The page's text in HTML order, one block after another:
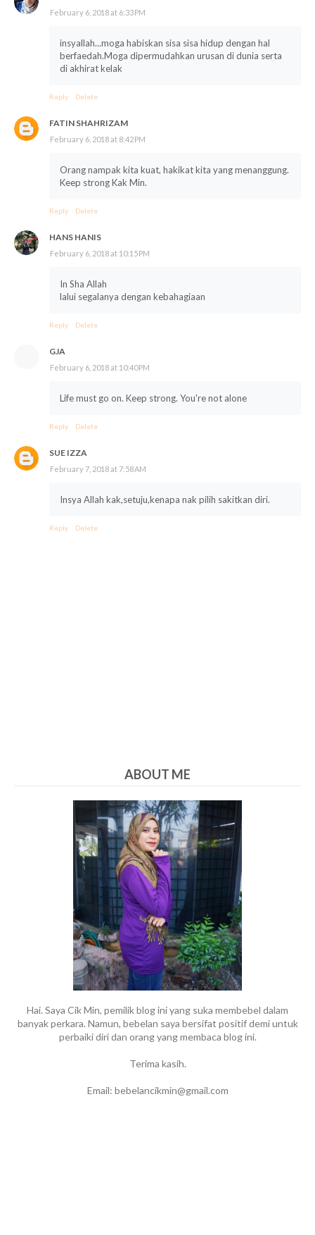
February 6, 2018 at 6:33 PM
insyallah...moga habiskan sisa sisa hidup dengan hal
berfaedah.Moga dipermudahkan urusan di dunia serta
di akhirat kelak
Reply Delete
FATIN SHAHRIZAM
February 6, 2018 at 8:42 PM
Orang nampak kita kuat, hakikat kita yang menanggung.
Keep strong Kak Min.
Reply Delete
HANS HANIS
February 6, 2018 at 10:15 PM
In Sha Allah
lalui segalanya dengan kebahagiaan
Reply Delete
GJA
February 6, 2018 at 10:40 PM
Life must go on. Keep strong. You're not alone
Reply Delete
SUE IZZA
February 7, 2018 at 7:58 AM
Insya Allah kak,setuju,kenapa nak pilih sakitkan diri.
Reply Delete
ABOUT ME
Hai. Saya Cik Min, pemilik blog ini yang suka membebel dalam
banyak perkara. Namun, bebelan saya bersifat positif demi untuk
perbaiki diri dan orang yang membaca blog ini.
Terima kasih.
Email: bebelancikmin@gmail.com